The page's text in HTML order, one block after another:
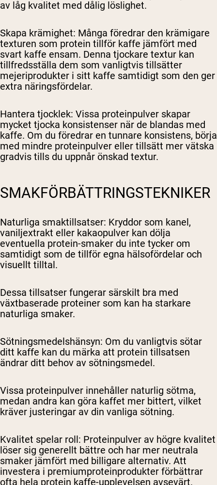
av låg kvalitet med dålig löslighet.
Skapa krämighet: Många föredrar den krämigare
texturen som protein tillför kaffe jämfört med
svart kaffe ensam. Denna tjockare textur kan
tillfredsställa dem som vanligtvis tillsätter
mejeriprodukter i sitt kaffe samtidigt som den ger
extra näringsfördelar.
Hantera tjocklek: Vissa proteinpulver skapar
mycket tjocka konsistenser när de blandas med
kaffe. Om du föredrar en tunnare konsistens, börja
med mindre proteinpulver eller tillsätt mer vätska
gradvis tills du uppnår önskad textur.
SMAKFÖRBÄTTRINGSTEKNIKER
Naturliga smaktillsatser: Kryddor som kanel,
vaniljextrakt eller kakaopulver kan dölja
eventuella protein-smaker du inte tycker om
samtidigt som de tillför egna hälsofördelar och
visuellt tilltal.
Dessa tillsatser fungerar särskilt bra med
växtbaserade proteiner som kan ha starkare
naturliga smaker.
Sötningsmedelshänsyn: Om du vanligtvis sötar
ditt kaffe kan du märka att protein tillsatsen
ändrar ditt behov av sötningsmedel.
Vissa proteinpulver innehåller naturlig sötma,
medan andra kan göra kaffet mer bittert, vilket
kräver justeringar av din vanliga sötning.
Kvalitet spelar roll: Proteinpulver av högre kvalitet
löser sig generellt bättre och har mer neutrala
smaker jämfört med billigare alternativ. Att
investera i premiumproteinprodukter förbättrar
ofta hela protein kaffe-upplevelsen avsevärt.